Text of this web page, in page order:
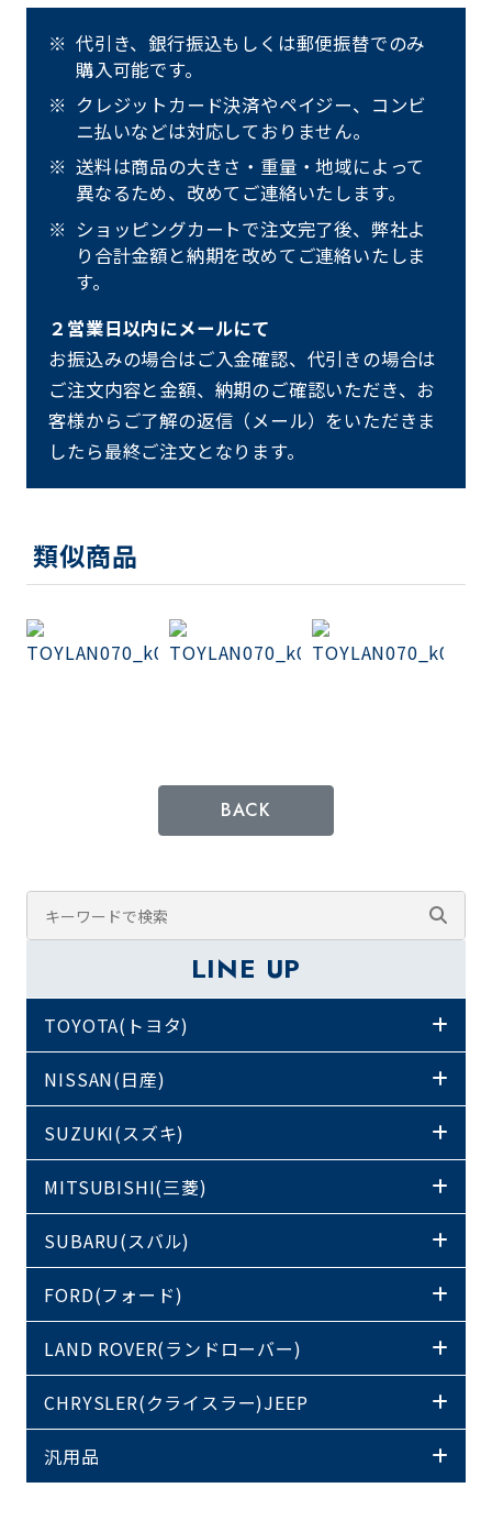
代引き、銀行振込もしくは郵便振替でのみ
購入可能です。
クレジットカード決済やペイジー、コンビ
ニ払いなどは対応しておりません。
送料は商品の大きさ・重量・地域によって
異なるため、改めてご連絡いたします。
ショッピングカートで注文完了後、弊社よ
り合計金額と納期を改めてご連絡いたしま
す。
２営業日以内にメールにて
お振込みの場合はご入金確認、代引きの場合は
ご注文内容と金額、納期のご確認いただき、お
客様からご了解の返信（メール）をいただきま
したら最終ご注文となります。
類似商品
BACK
LINE UP
TOYOTA(トヨタ)
NISSAN(日産)
SUZUKI(スズキ)
MITSUBISHI(三菱)
SUBARU(スバル)
FORD(フォード)
LAND ROVER(ランドローバー)
CHRYSLER(クライスラー)JEEP
汎用品